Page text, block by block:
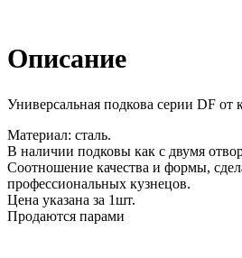
Описание
Универсальная подкова серии DF от
Материал: сталь.
В наличии подковы как с двумя
Соотношение качества и формы,
профессиональных кузнецов.
Цена указана за 1шт.
Продаются парами